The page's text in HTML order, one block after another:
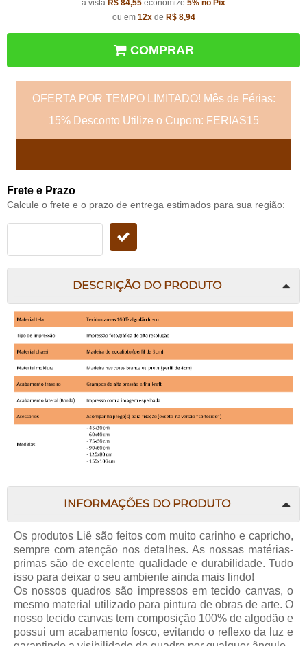
à vista R$ 84,55 economize 5% no Pix
ou em 12xde R$ 8,94
COMPRAR
OFERTA POR TEMPO LIMITADO! Mês de Férias:
15% Desconto Utilize o Cupom: FERIAS15
Frete e Prazo
Calcule o frete e o prazo de entrega estimados para sua região:
DESCRIÇÃO DO PRODUTO
INFORMAÇÕES DO PRODUTO
Os produtos Liê são feitos com muito carinho e capricho,
sempre com atenção nos detalhes. As nossas matérias-
primas são de excelente qualidade e durabilidade. Tudo
isso para deixar o seu ambiente ainda mais lindo!
Os nossos quadros são impressos em tecido canvas, o
mesmo material utilizado para pintura de obras de arte. O
nosso tecido canvas tem composição 100% de algodão e
possui um acabamento fosco, evitando o reflexo da luz e